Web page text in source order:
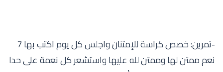
-تمرين: خصص كراسة للإمتنان واجلس كل يوم اكتب بها 7
نعم ممتن لها وممتن لله عليها واستشعر كل نعمة على حدا